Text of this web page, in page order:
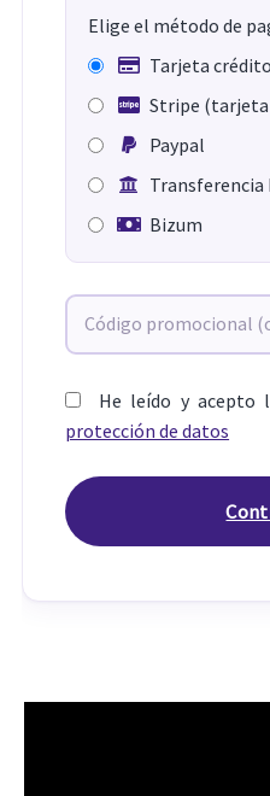
Elige el método de
Tarjeta
Stripe
Paypal
Transferencia
Bizum
He leído y acepto
protección de datos